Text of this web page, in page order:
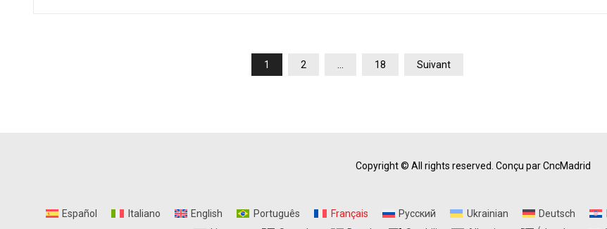
1 2 18 Suivant
Copyright © All rights reserved. Conçu par CncMadrid
Español Italiano English Português Français Русский Ukrainian Deutsch